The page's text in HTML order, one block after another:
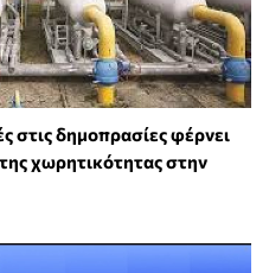
στις δημοπρασίες φέρνει
χωρητικότητας στην